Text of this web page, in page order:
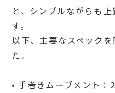
と、シンプルながらも
す。
以下、主要なスペック
た。
• 手巻きムーブメント：